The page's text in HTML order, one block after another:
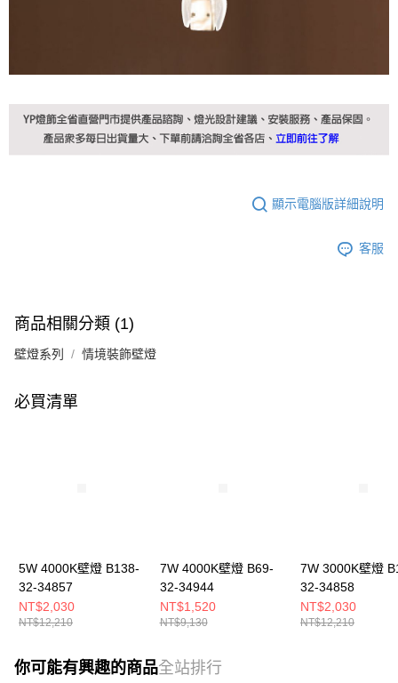
顯示電腦版詳細說明
客服
商品相關分類 (1)
壁燈系列 情境裝飾壁燈
必買清單
5W 4000K壁燈 B138-
32-34857
NT$2,030
NT$12,210
7W 4000K壁燈 B69-
32-34944
NT$1,520
NT$9,130
7W 3000K壁燈
32-34858
NT$2,030
NT$12,210
你可能有興趣的商品全站排行